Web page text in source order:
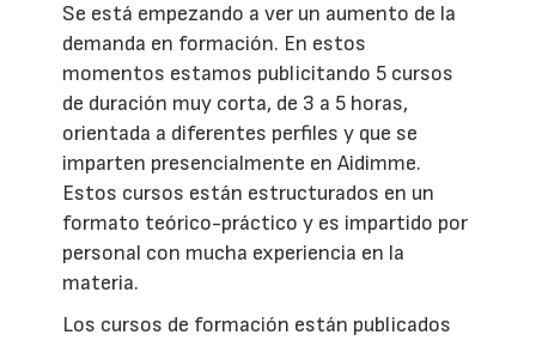
Se está empezando a ver un aumento de la
demanda en formación. En estos
momentos estamos publicitando 5 cursos
de duración muy corta, de 3 a 5 horas,
orientada a diferentes perfiles y que se
imparten presencialmente en Aidimme.
Estos cursos están estructurados en un
formato teórico-práctico y es impartido por
personal con mucha experiencia en la
materia.
Los cursos de formación están publicados